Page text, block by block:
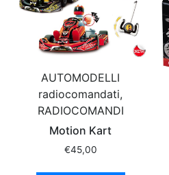
AUTOMODELLI
radiocomandati,
RADIOCOMANDI
Motion Kart
€45,00